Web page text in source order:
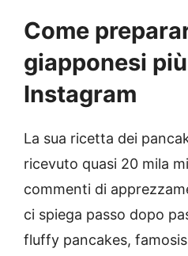
Come
giapponesi
Instagram
La sua ricetta dei
ricevuto quasi 20 mila
commenti di
ci spiega passo dopo
fluffy pancakes,